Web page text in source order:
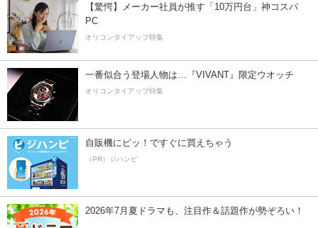
【驚愕】メーカー社員が推す「10万円台」神コスパ
PC
オリコンタイアップ特集
一番似合う登場人物は…『VIVANT』限定ウオッチ
オリコンタイアップ特集
自販機にピッ！ですぐに買えちゃう
（PR）ジハンピ
2026年7月夏ドラマも、注目作＆話題作が勢ぞろい！